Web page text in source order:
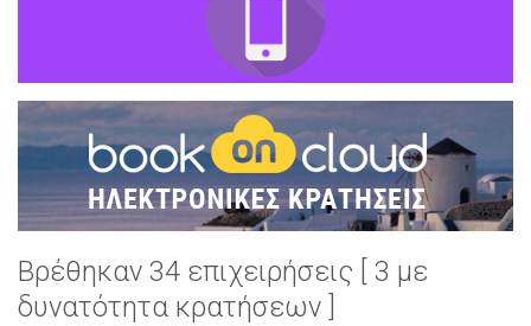
Βρέθηκαν 34 επιχειρήσεις [ 3 με
δυνατότητα κρατήσεων ]